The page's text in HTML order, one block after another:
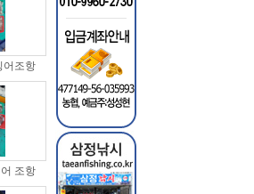
어조항
조항